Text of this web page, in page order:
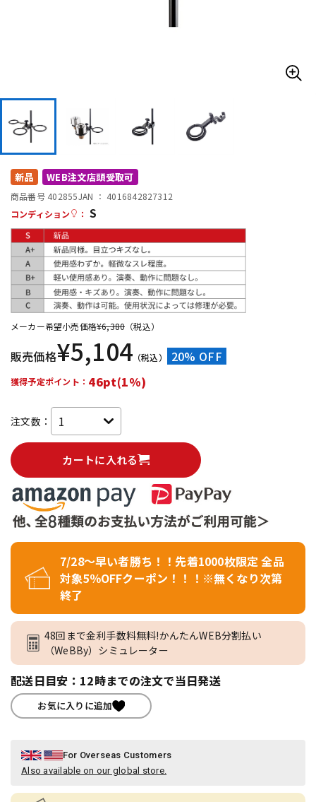
DTM オンライン納品
配信/ライブ機器
中古 ヴィンテージ
新品 WEB注文店頭受取可
商品番号 402855JAN ： 4016842827312
コンディション
： S
メーカー希望小売価格¥6,380 （税込）
販売価格¥5,104 （税込） 20% OFF
獲得予定ポイント： 46pt(1%)
注文数：
カートに入れる
7/28～早い者勝ち！！先着1000枚限定 全品
対象5％OFFクーポン！！！※無くなり次第
終了
48回まで金利手数料無料!かんたんWEB分割払い
（WeBBy）シミュレーター
配送日目安：12時までの注文で当日発送
お気に入りに追加
For Overseas Customers
Also available on our global store.